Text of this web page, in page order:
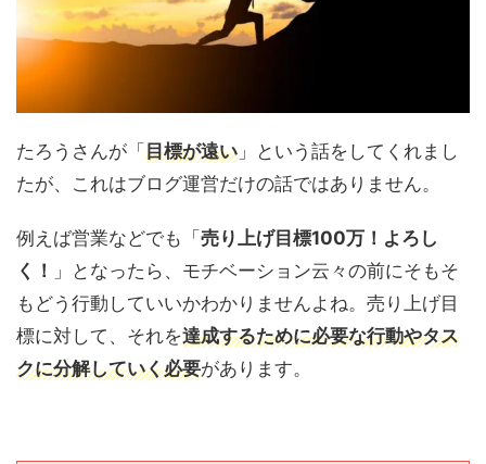
たろうさんが「目標が遠い 」という話をしてくれまし
たが、これはブログ運営だけの話ではありません。
例えば営業などでも「売り上げ目標100万！よろし
く！
」となったら、モチベーション云々の前にそもそ
もどう行動していいかわかりませんよね。売り上げ目
標に対して、それを達成するために必要な行動やタス
クに分解していく必要があります。